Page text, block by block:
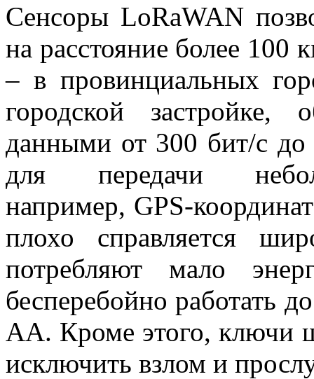
Сенсоры LoRaWAN
на расстояние более 100
– в провинциальных
городской застройке,
данными от 300 бит/с
для передачи
например, GPS-
плохо справляется
потребляют мало
бесперебойно работать
AA. Кроме этого, ключи
исключить взлом и